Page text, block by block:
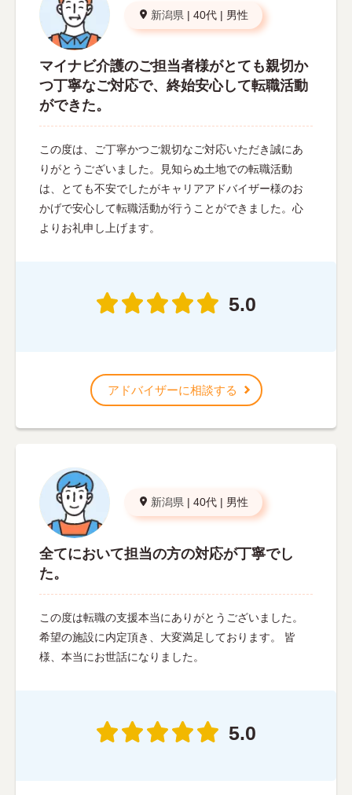
新潟県 | 40代 | 男性
マイナビ介護のご担当者様がとても親切か
つ丁寧なご対応で、終始安心して転職活動
ができた。
この度は、ご丁寧かつご親切なご対応いただき誠にあ
りがとうございました。見知らぬ土地での転職活動
は、とても不安でしたがキャリアアドバイザー様のお
かげで安心して転職活動が行うことができました。心
よりお礼申し上げます。
5.0
アドバイザーに相談する
新潟県 | 40代 | 男性
全てにおいて担当の方の対応が丁寧でし
た。
この度は転職の支援本当にありがとうございました。
希望の施設に内定頂き、大変満足しております。 皆
様、本当にお世話になりました。
5.0